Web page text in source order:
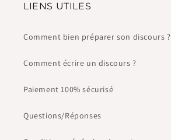
LIENS UTILES
Comment bien préparer son discours ?
Comment écrire un discours ?
Paiement 100% sécurisé
Questions/Réponses